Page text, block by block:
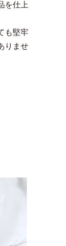
を仕上
も堅牢
りませ